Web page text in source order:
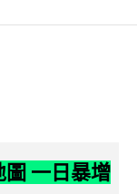
一日暴增